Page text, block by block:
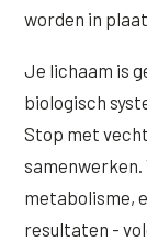
worden in
Je lichaam is
biologisch
Stop met
samenwerken.
metabolisme,
resultaten -